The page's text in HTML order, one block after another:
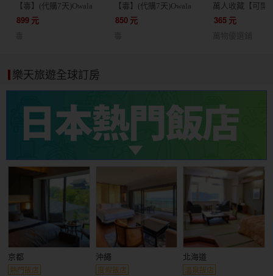
【毒】(代購7天)Owala
Freesip Tritan彈蓋+可拆式
899 元
【毒】(代購7天)Owala
FreeSip三層不鏽鋼保溫杯/
850 元
萬人收藏【可開
姆龍OMRON【
365 元
樂天旅遊全球訂房
京都
熱門飯店
沖繩
度假飯店
北海道
溫泉飯店